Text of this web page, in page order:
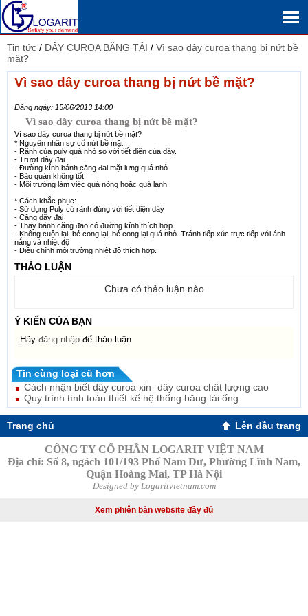
Tin tức / DÂY CUROA BĂNG TẢI / Vì sao dây curoa thang bị nứt bề
mặt?
Vì sao dây curoa thang bị nứt bề mặt?
Đăng ngày: 15/06/2013 14:00
Vì sao dây curoa thang bị nứt bề mặt?
Vì sao dây curoa thang bị nứt bề mặt?
* Nguyên nhân sự cố nứt bề mặt:
- Rãnh của puly quá nhỏ so với tiết diện của dây.
- Trượt dây đai.
- Đường kính bánh căng đai mặt lưng quá nhỏ.
- Bảo quản không tốt
- Môi trường làm việc quá nòng hoặc quá lạnh
* Cách khắc phục:
- Sử dụng Puly có rãnh đúng với tiết diện dây
- Căng dây đai
- Thay bánh căng đao có đường kính thích hợp.
- Không cuộn lại, bẻ cong lại, bẻ cong lại quá nhỏ. Tránh tiếp xúc trực tiếp với ánh
nắng và nhiệt độ
- Điều chỉnh môi trường nhiệt độ thích hợp.
THẢO LUẬN
Chưa có thảo luận nào
Ý KIẾN CỦA BẠN
Hãy đăng nhập để thảo luận
Tin cùng loại cũ hơn
Cách nhận biết dây curoa xin- dây curoa chât lượng cao
Quy trình tính toán thiết kế hệ thống băng tải ống
Trang chủ Lên đầu trang
CÔNG TY CỔ PHẦN LOGARIT VIỆT NAM
Địa chỉ: Số 8, ngách 101/193 Phố Nam Dư, Phường Lĩnh Nam,
Quận Hoàng Mai, TP Hà Nội
Designed by Logaritvietnam.com
Xem phiên bản website đầy đủ